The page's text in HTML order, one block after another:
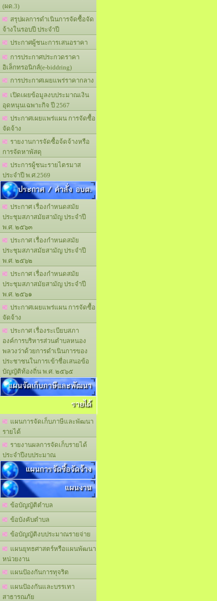
(ผด.3)
สรุปผลการดำเนินการจัดซื้อจัด
จ้างในรอบปี ประจำปี
ประกาศผู้ชนะการเสนอราคา
การประกาศประกวดราคา
อิเล็กทรอนิกส์(e-biddring)
การประกาศเผยแพร่ราคากลาง
เปิดเผยข้อมูลงบประมาณเงิน
อุดหนุนเฉพาะกิจ ปี 2567
ประกาศเผยแพร่แผน การจัดซื้อ
จัดจ้าง
รายงานการจัดซื้อจ้ดจ้างหรือ
การจัดหาพัสดุ
ประการผู้ชนะรายไตรมาส
ประจำปี พ.ศ.2569
ประกาศ / คำสั่ง อบต.
ประกาศ เรื่องกำหนดสมัย
ประชุมสภาสมัยสามัญ ประจำปี
พ.ศ. ๒๕๖๓
ประกาศ เรื่องกำหนดสมัย
ประชุมสภาสมัยสามัญ ประจำปี
พ.ศ. ๒๕๖๒
ประกาศ เรื่องกำหนดสมัย
ประชุมสภาสมัยสามัญ ประจำปี
พ.ศ. ๒๕๖๑
ประกาศเผยแพร่แผน การจัดซื้อ
จัดจ้าง
ประกาศ เรื่องระเบียบสภา
องค์การบริหารส่วนตำบลหนอง
พลวงว่าด้วยการดำเนินการของ
ประชาชนในการเข้าชื่อเสนอข้อ
บัญญัติท้องถิ่น พ.ศ. ๒๕๖๕
แผนจัดเก็บภาษีและพัฒนา
รายได้
แผนการจัดเก็บภาษีและพัฒนา
รายได้
รายงานผลการจัดเก็บรายได้
ประจำปีงบประมาณ
แผนการจัดซื้อจัดจ้าง
แผนงาน
ข้อบัญญัติตำบล
ข้อบังคับตำบล
ข้อบัญญัติงบประมาณรายจ่าย
แผนยุทธศาสตร์หรือแผนพัฒนา
หน่วยงาน
แผนปัองกันการทุจริต
แผนปัองกันและบรรเทา
สาธารณภัย